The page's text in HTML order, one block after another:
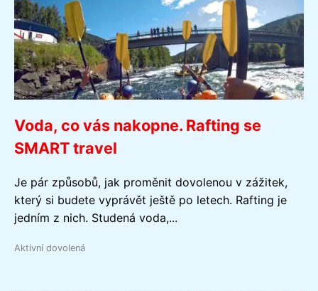
Voda, co vás nakopne. Rafting se
SMART travel
Je pár způsobů, jak proměnit dovolenou v zážitek,
který si budete vyprávět ještě po letech. Rafting je
jedním z nich. Studená voda,...
Aktivní dovolená